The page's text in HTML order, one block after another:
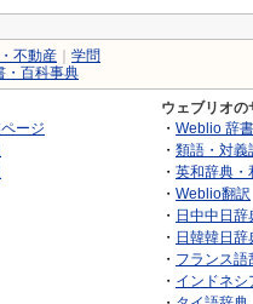
不動産
学問
・百科事典
ージ
ウェブリオの
・ Weblio 辞書
・ 類語・対義
・ 英和辞典・
・ Weblio翻訳
・ 日中中日辞
・ 日韓韓日辞
・ フランス語
・ インドネシ